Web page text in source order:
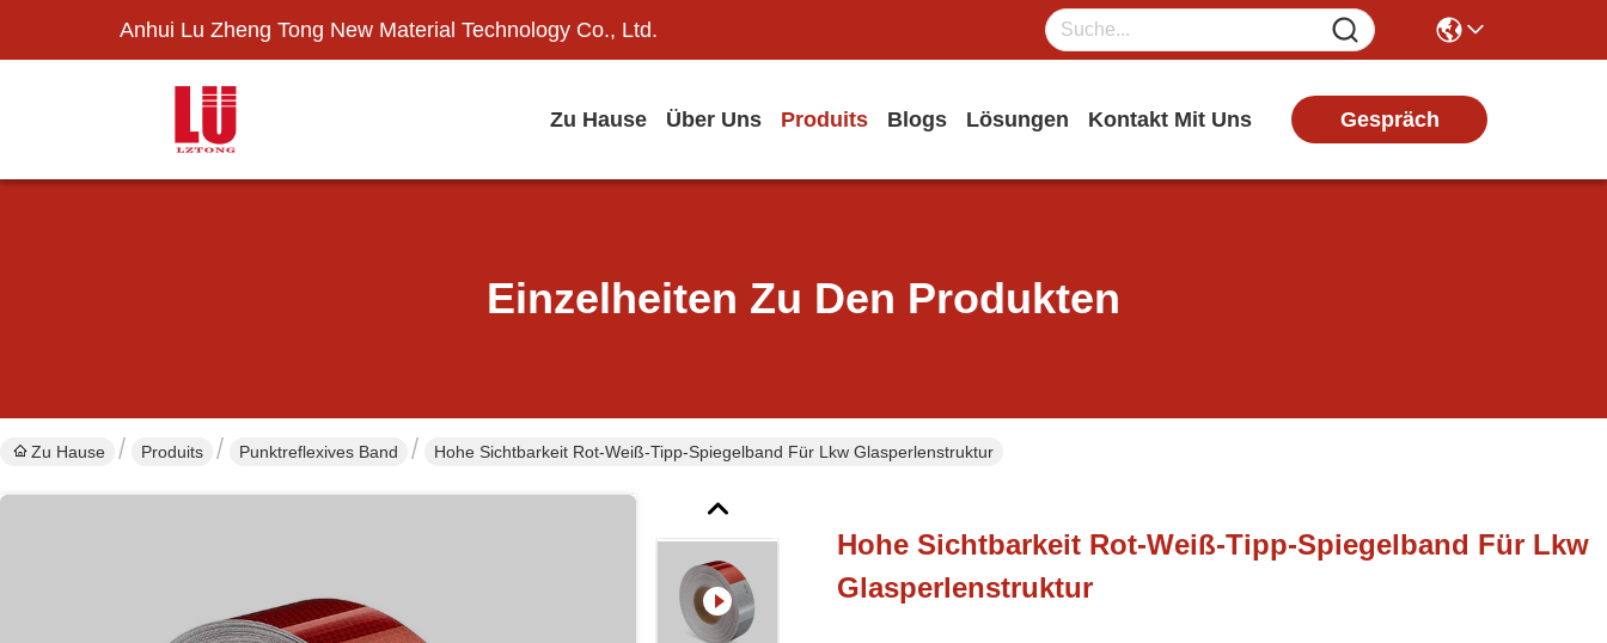
Anhui Lu Zheng Tong New Material Technology Co., Ltd.
Zu Hause Über Uns Produits Blogs Lösungen Kontakt Mit Uns Gespräch
Einzelheiten Zu Den Produkten
Zu Hause Produits Punktreflexives Band Hohe Sichtbarkeit Rot-Weiß-Tipp-Spiegelband Für Lkw Glasperlenstruktur
Hohe Sichtbarkeit Rot-Weiß-Tipp-Spiegelband Für Lkw
Glasperlenstruktur